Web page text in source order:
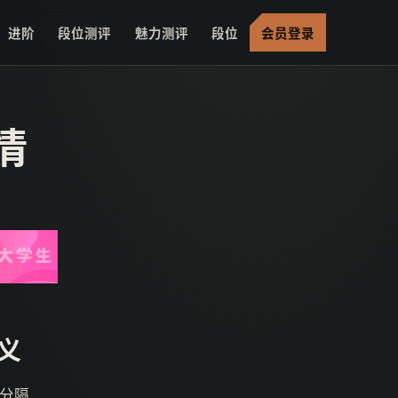
进阶 段位测评 魅力测评 段位 会员登录